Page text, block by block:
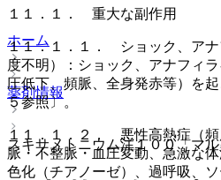
１１．１． 重大な副作用
１１．１．１． ショック、ア
度不明）：ショック、アナフィ
圧低下、頻脈、全身発赤等）を
５参照〕。
１１．１．２． 悪性高熱症（
脈・不整脈・血圧変動、急激な
色化（チアノーゼ）、過呼吸、
ホーム
薬剤情報
スキサメトニウム注１００「マ